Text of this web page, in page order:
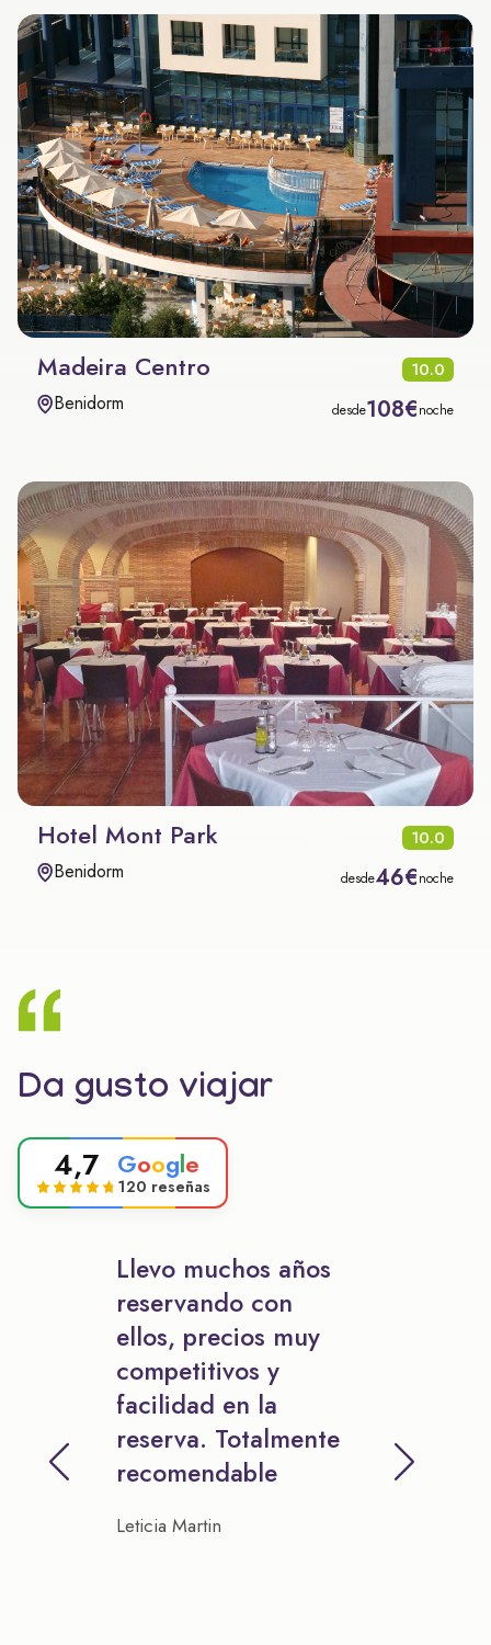
Madeira Centro 10.0
Benidorm desde108€noche
Hotel Mont Park 10.0
Benidorm desde46€noche
Da gusto viajar
4,7 Google
120 reseñas
Llevo muchos años
reservando con
ellos, precios muy
competitivos y
facilidad en la
reserva. Totalmente
recomendable
Leticia Martin